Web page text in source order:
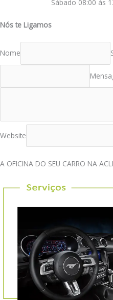
Sábado 08:00 às
Nós te Ligamos
Nome
Website
A OFICINA DO SEU CARRO NA